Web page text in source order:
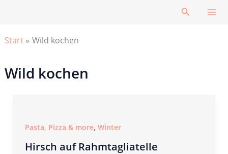
Suchen
Start Wild kochen
Wild kochen
Pasta, Pizza & more, Winter
Hirsch auf Rahmtagliatelle